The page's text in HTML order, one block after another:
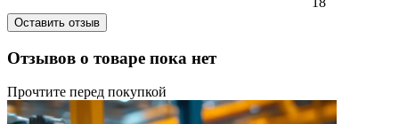
Оставить отзыв
Отзывов о товаре пока нет
Прочтите перед покупкой